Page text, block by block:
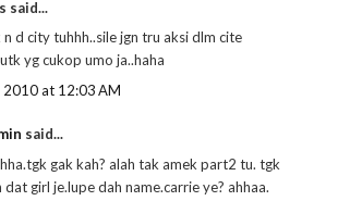
said...
d city tuhhh..sile jgn tru aksi dlm cite
yg cukop umo ja..haha
2010 at 12:03 AM
said...
gak kah? alah tak amek part2 tu. tgk
girl je.lupe dah name.carrie ye? ahhaa.